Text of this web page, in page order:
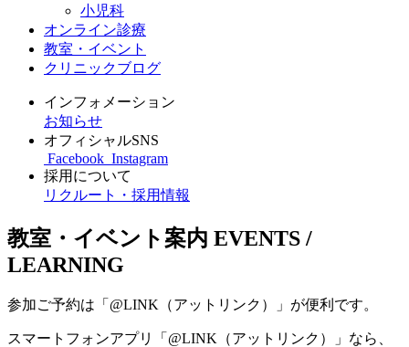
小児科
オンライン診療
教室・イベント
クリニックブログ
インフォメーション
お知らせ
オフィシャルSNS
Facebook Instagram
採用について
リクルート・採用情報
教室・イベント案内 EVENTS /
LEARNING
参加ご予約は「@LINK（アットリンク）」が便利です。
スマートフォンアプリ「@LINK（アットリンク）」なら、